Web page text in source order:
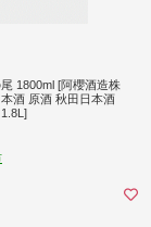
1800ml [阿櫻酒造株
酒 原酒 秋田日本酒